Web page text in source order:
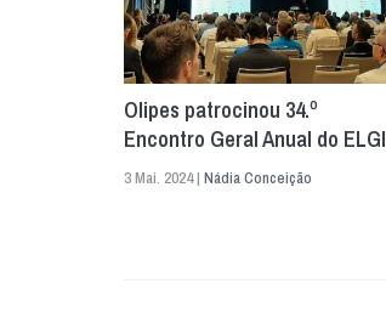
Olipes patrocinou 34.º
Encontro Geral Anual do ELGI
3 Mai. 2024 | Nádia Conceição